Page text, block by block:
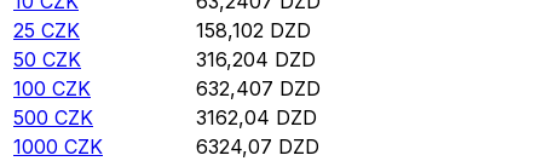
25 CZK 158,102 DZD
50 CZK 316,204 DZD
100 CZK 632,407 DZD
500 CZK 3162,04 DZD
1000 CZK 6324,07 DZD